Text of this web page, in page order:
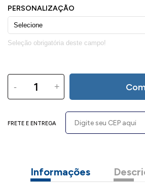
- +
FRETE E ENTREGA
Informações